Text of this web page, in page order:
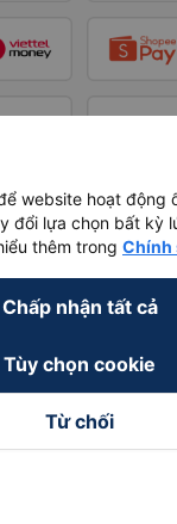
website hoạt động
đổi lựa chọn bất kỳ
thêm trong Chính
Chấp nhận tất cả
Tùy chọn cookie
Từ chối